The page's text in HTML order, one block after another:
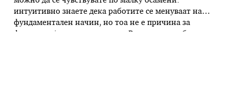
интуитивно знаете дека работите се менуваат на
фундаментален начин, но тоа не е причина за